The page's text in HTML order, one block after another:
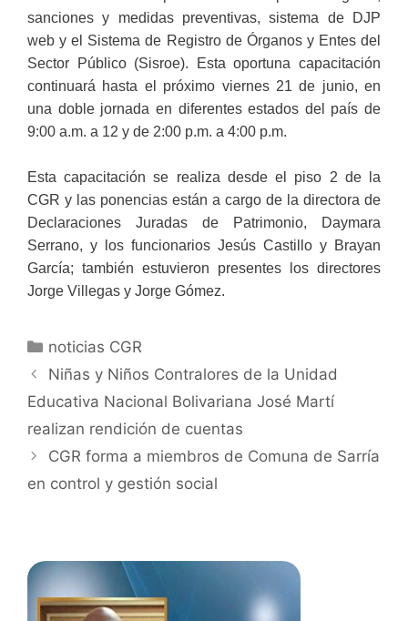
sanciones y medidas preventivas, sistema de DJP
web y el Sistema de Registro de Órganos y Entes del
Sector Público (Sisroe). Esta oportuna capacitación
continuará hasta el próximo viernes 21 de junio, en
una doble jornada en diferentes estados del país de
9:00 a.m. a 12 y de 2:00 p.m. a 4:00 p.m.
Esta capacitación se realiza desde el piso 2 de la
CGR y las ponencias están a cargo de la directora de
Declaraciones Juradas de Patrimonio, Daymara
Serrano, y los funcionarios Jesús Castillo y Brayan
García; también estuvieron presentes los directores
Jorge Villegas y Jorge Gómez.
noticias CGR
Niñas y Niños Contralores de la Unidad
Educativa Nacional Bolivariana José Martí
realizan rendición de cuentas
CGR forma a miembros de Comuna de Sarría
en control y gestión social